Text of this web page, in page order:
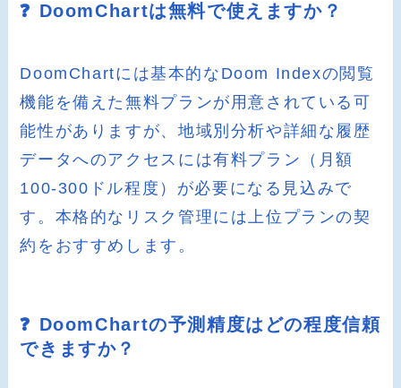
❓ DoomChartは無料で使えますか？
DoomChartには基本的なDoom Indexの閲覧
機能を備えた無料プランが用意されている可
能性がありますが、地域別分析や詳細な履歴
データへのアクセスには有料プラン（月額
100-300ドル程度）が必要になる見込みで
す。本格的なリスク管理には上位プランの契
約をおすすめします。
❓ DoomChartの予測精度はどの程度信頼
できますか？